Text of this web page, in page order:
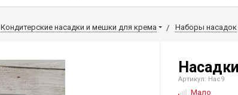
Кондитерские насадки и мешки для крема Наборы насадок
Артикул: Нас9
Мало